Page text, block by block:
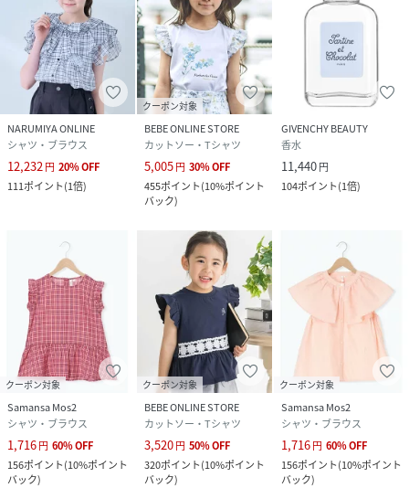
NARUMIYA ONLINE
シャツ・ブラウス
12,232円 20%OFF
111ポイント(1倍)
クーポン対象
BEBE ONLINE STORE
カットソー・Tシャツ
5,005円 30%OFF
455ポイント(10%ポイント
バック)
GIVENCHY BEAUTY
香水
11,440円
104ポイント(1倍)
クーポン対象
Samansa Mos2
シャツ・ブラウス
1,716円 60%OFF
156ポイント(10%ポイント
バック)
クーポン対象
BEBE ONLINE STORE
カットソー・Tシャツ
3,520円 50%OFF
320ポイント(10%ポイント
バック)
クーポン対象
Samansa Mos2
シャツ・ブラウス
1,716円 60%OFF
156ポイント(10%ポイント
バック)